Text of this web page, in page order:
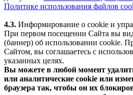
Политике использования файлов
4.3. Информирование о cookie и
При первом посещении Сайта вы
(баннер) об использовании cookie.
Сайтом, вы соглашаетесь с
указанных целях.
Вы можете в любой момент
или аналитические cookie или
браузера так, чтобы он их